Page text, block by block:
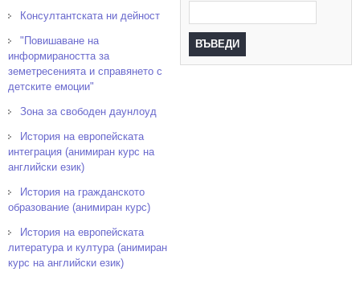
Консултантската ни дейност
"Повишаване на
информираността за
земетресенията и справянето с
детските емоции"
Зона за свободен даунлоуд
История на европейската
интеграция (анимиран курс на
английски език)
История на гражданското
образование (анимиран курс)
История на европейската
литература и култура (анимиран
курс на английски език)